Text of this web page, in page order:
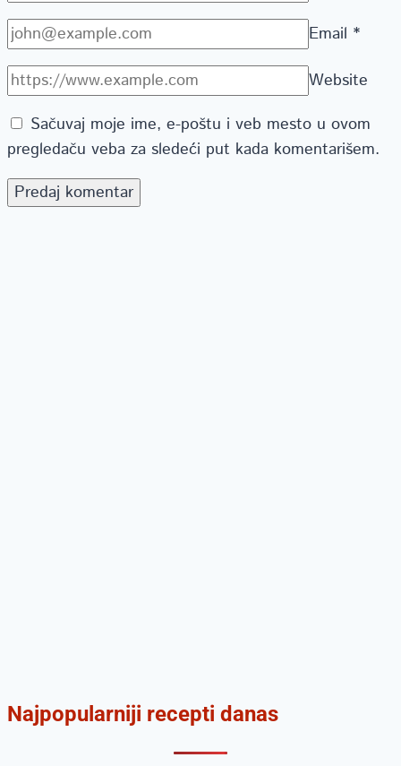
Email *
Website
Sačuvaj moje ime, e-poštu i veb mesto u ovom
pregledaču veba za sledeći put kada komentarišem.
Najpopularniji recepti danas